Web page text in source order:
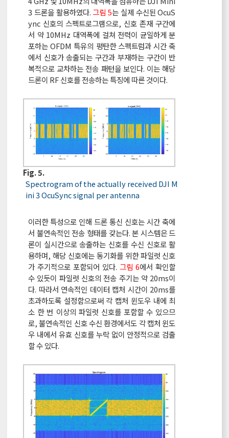
3 드론을 활용하였다. 그림 5는 실제 수신된 OcuS
ync 신호의 스펙트로그램으로, 신호 존재 구간에
서 약 10MHz 대역폭에 걸쳐 전력이 균일하게 분
포하는 OFDM 특유의 평탄한 스펙트럼과 시간 축
에서 신호가 송출되는 구간과 부재하는 구간이 반
복적으로 교차하는 전송 패턴을 보인다. 이는 해당
드론이 RF 신호를 전송하는 특징에 따른 것이다.
Fig. 5.
Spectrogram of the actually received DJI M
ini 3 OcuSync signal per antenna
이러한 특성으로 인해 드론 통신 신호는 시간 축에
서 불연속적인 전송 형태를 갖는다. 본 시스템은 드
론이 실시간으로 송출하는 신호를 수신 신호로 활
용하며, 해당 신호에는 동기화를 위한 파일럿 신호
가 주기적으로 포함되어 있다. 그림 6에서 확인할
수 있듯이 파일럿 신호의 전송 주기는 약 20ms이
다. 따라서 연속적인 데이터 캡처 시간이 20ms를
초과하도록 설정함으로써 각 캡처 윈도우 내에 최
소 한 번 이상의 파일럿 신호를 포함할 수 있으므
로, 불연속적인 신호 수신 환경에서도 각 캡처 윈도
우 내에서 유효 신호를 누락 없이 안정적으로 검출
할 수 있다.